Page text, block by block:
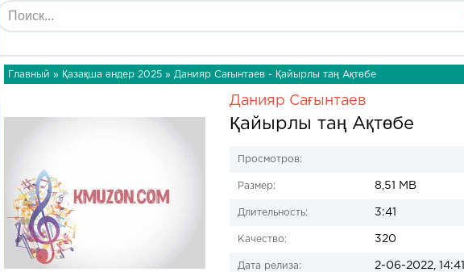
Главный » Қазақша әндер 2025 » Данияр Сағынтаев - Қайырлы таң Ақтөбе
Данияр Сағынтаев
Қайырлы таң Ақтөбе
Просмотров:
Размер: 8,51 MB
Длительность: 3:41
Качество: 320
Дата релиза: 2-06-2022, 14:41